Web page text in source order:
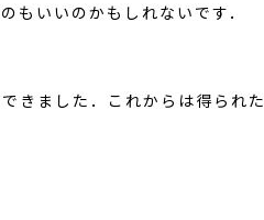
いいのかもしれないです．
きました．これからは得られた